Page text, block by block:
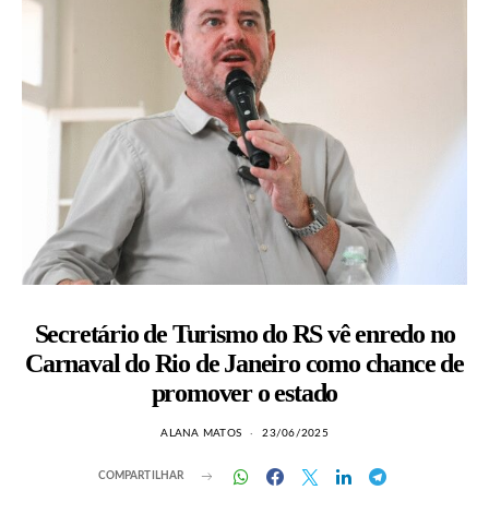
Secretário de Turismo do RS vê enredo no
Carnaval do Rio de Janeiro como chance de
promover o estado
ALANA MATOS 23/06/2025
COMPARTILHAR